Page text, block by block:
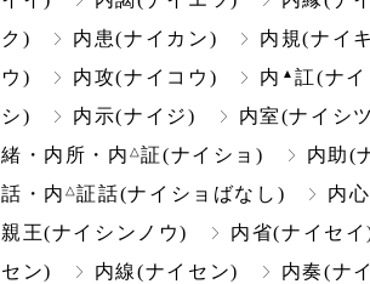
ク)
内患(ナイカン) 内規(ナイ
ウ)
内攻(ナイコウ) 内 ▲訌(ナ
シ)
内示(ナイジ) 内室(ナイシ
緒・内所・内 △証(ナイショ) 内助(
話・内 △証話(ナイショばなし) 内
親王(ナイシンノウ)
内省(ナイセイ
セン)
内線(ナイセン) 内奏(ナ